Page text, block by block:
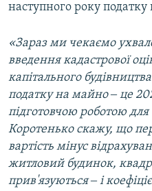
наступного року
«Зараз ми чекаємо
введення кадастрової
капітального
податку на майно ‒ це
підготовчою роботою
Коротенько скажу, що
вартість мінус
житловий будинок,
прив'язуються ‒ і